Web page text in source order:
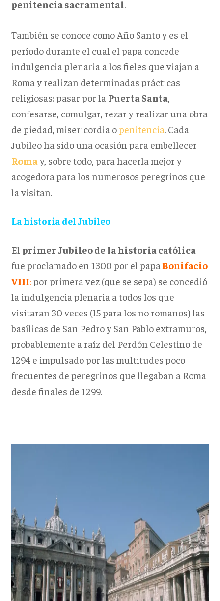
penitencia sacramental.
También se conoce como Año Santo y es el
período durante el cual el papa concede
indulgencia plenaria a los fieles que viajan a
Roma y realizan determinadas prácticas
religiosas: pasar por la Puerta Santa
confesarse, comulgar, rezar y realizar una obra
de piedad, misericordia openitencia. Cada
Jubileo ha sido una ocasión para embellecer
Roma y, sobre todo, para hacerla mejor y
acogedora para los numerosos peregrinos que
la visitan.
La historia del Jubileo
El primer Jubileo de la historia católica
fue proclamado en 1300 por el papa Bonifacio
VIII: por primera vez (que se sepa) se concedió
la indulgencia plenaria a todos los que
visitaran 30 veces (15 para los no romanos) las
basílicas de San Pedro y San Pablo extramuros,
probablemente a raíz del Perdón Celestino de
1294 e impulsado por las multitudes poco
frecuentes de peregrinos que llegaban a Roma
desde finales de 1299.